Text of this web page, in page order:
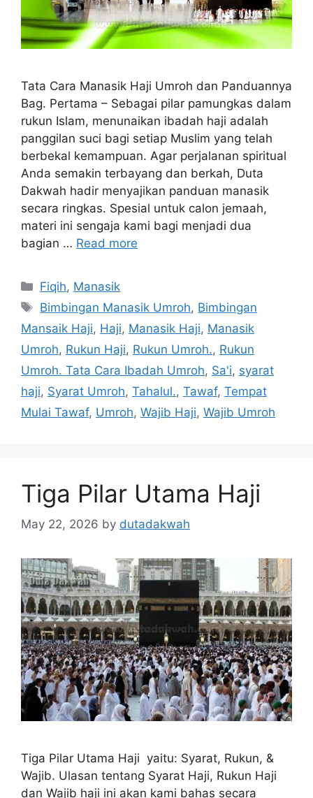
Tata Cara Manasik Haji Umroh dan Panduannya
Bag. Pertama – Sebagai pilar pamungkas dalam
rukun Islam, menunaikan ibadah haji adalah
panggilan suci bagi setiap Muslim yang telah
berbekal kemampuan. Agar perjalanan spiritual
Anda semakin terbayang dan berkah, Duta
Dakwah hadir menyajikan panduan manasik
secara ringkas. Spesial untuk calon jemaah,
materi ini sengaja kami bagi menjadi dua
bagian … Read more
Categories
Fiqih, Manasik
Tags
Bimbingan Manasik Umroh, Bimbingan
Mansaik Haji, Haji, Manasik Haji, Manasik
Umroh, Rukun Haji, Rukun Umroh., Rukun
Umroh. Tata Cara Ibadah Umroh, Sa'i, syarat
haji, Syarat Umroh, Tahalul., Tawaf, Tempat
Mulai Tawaf, Umroh, Wajib Haji, Wajib Umroh
Tiga Pilar Utama Haji
May 22, 2026 by dutadakwah
Tiga Pilar Utama Haji yaitu: Syarat, Rukun, &
Wajib. Ulasan tentang Syarat Haji, Rukun Haji
dan Wajib haji ini akan kami bahas secara